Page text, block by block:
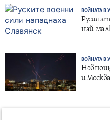
ВОЙНАТА В
Русия
най-
ВОЙНАТА В
Нов
и Москва